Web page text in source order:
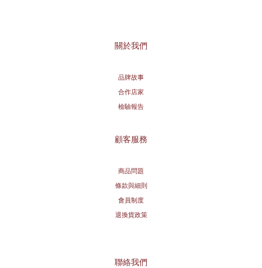
關於我們
品牌故事
合作店家
檢驗報告
顧客服務
商品問題
條款與細則
會員制度
退換貨政策
聯絡我們